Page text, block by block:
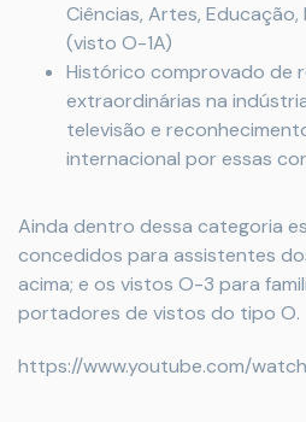
Ciências, Artes,
(visto O-1A)
Histórico comprovado de
extraordinárias na
televisão e
internacional por essas
Ainda dentro dessa categoria
concedidos para assistentes
acima; e os vistos O-3 para
portadores de vistos do tipo O.
https://www.youtube.com/